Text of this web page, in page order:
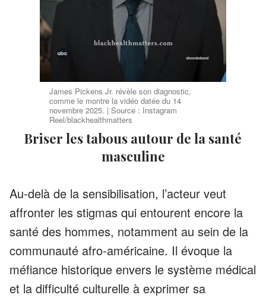
James Pickens Jr. révèle son diagnostic,
comme le montre la vidéo datée du 14
novembre 2025. | Source : Instagram
Reel/blackhealthmatters
Briser les tabous autour de la santé
masculine
Au-delà de la sensibilisation, l’acteur veut
affronter les stigmas qui entourent encore la
santé des hommes, notamment au sein de la
communauté afro-américaine. Il évoque la
méfiance historique envers le système médical
et la difficulté culturelle à exprimer sa